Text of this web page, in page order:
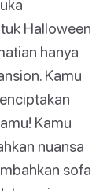
Halloween
hanya
Kamu
Kamu
nuansa
sofa